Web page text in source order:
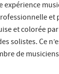
expérience
et
et colorée
solistes. Ce
de